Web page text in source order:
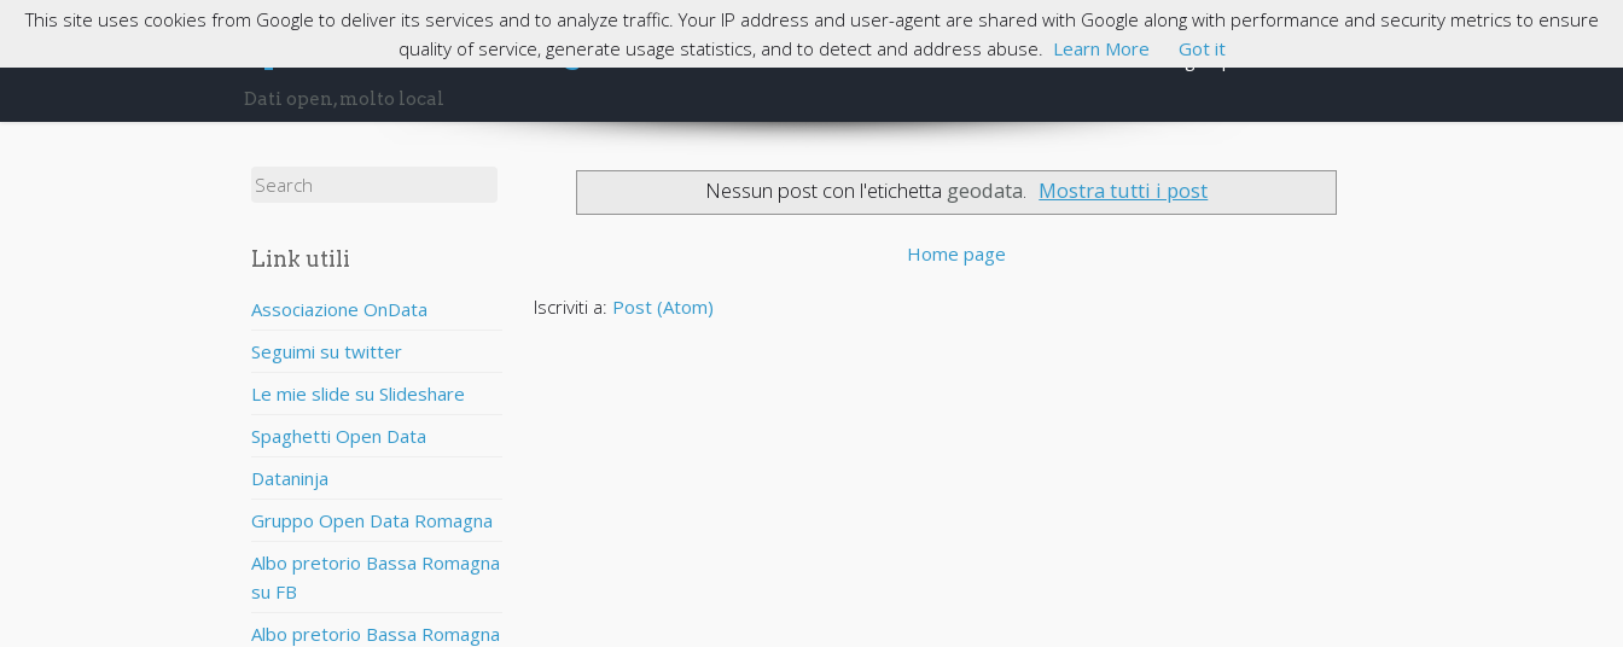
opendatabassaromagna
Dati open, molto local
Skip to content Home Cosa sono gli Open Data
Search for:
Link utili
Associazione OnData
Seguimi su twitter
Le mie slide su Slideshare
Spaghetti Open Data
Dataninja
Gruppo Open Data Romagna
Albo pretorio Bassa Romagna
su FB
Albo pretorio Bassa Romagna
Nessun post con l'etichetta geodata. Mostra tutti i post
Home page
Iscriviti a: Post (Atom)
This site uses cookies from Google to deliver its services and to analyze traffic. Your IP address and user-agent are shared with Google along with performance and security metrics to ensure
quality of service, generate usage statistics, and to detect and address abuse. Learn More Got it